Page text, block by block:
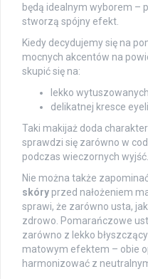
będą idealnym wyborem –
stworzą spójny efekt.
Kiedy decydujemy się na
mocnych akcentów na
skupić się na:
lekko
delikatnej kresce
Taki makijaż doda
sprawdzi się zarówno w
podczas wieczornych wyjść.
Nie można także
skóry przed nałożeniem
sprawi, że zarówno usta,
zdrowo. Pomarańczowe
zarówno z lekko
matowym efektem – obie
harmonizować z